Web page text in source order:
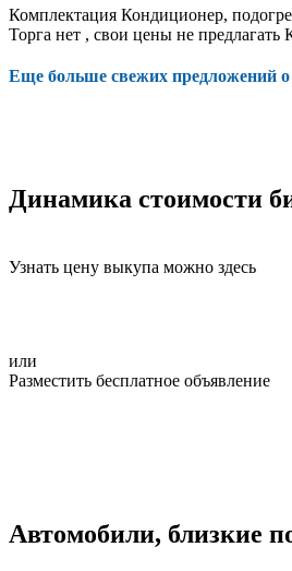
Комплектация Кондиционер,
Торга нет , свои цены не
Еще больше свежих предложений
Динамика стоимости
Узнать цену выкупа можно здесь
или
Разместить бесплатное объявление
Автомобили, близкие